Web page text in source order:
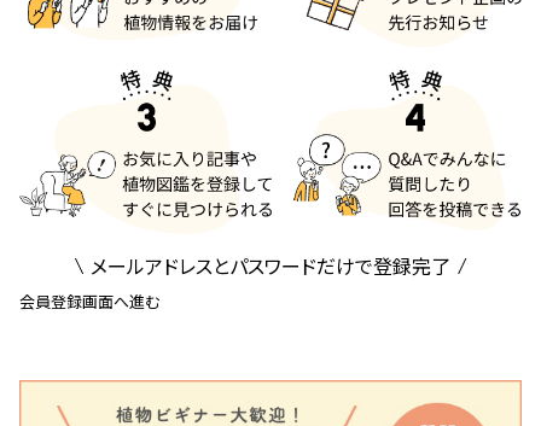
メールアドレスとパスワードだけで登録完了
会員登録画面へ進む